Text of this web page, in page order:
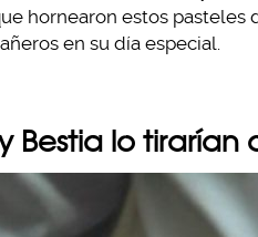
hornearon estos pasteles
en su día especial.
Bestia lo tirarían